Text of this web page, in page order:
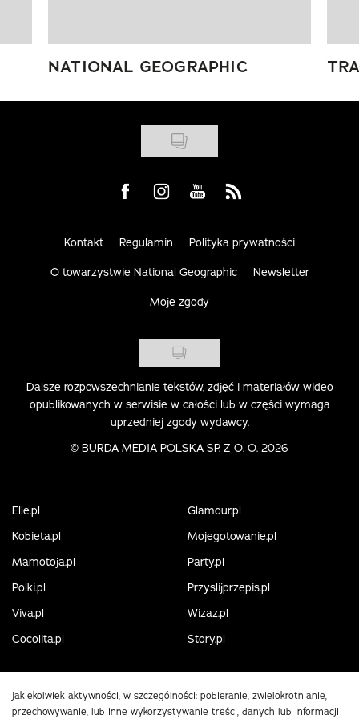
NATIONAL GEOGRAPHIC
Visit us on Facebook
Visit us on Instagram
Visit us on Youtube
Visit us on Rss
Kontakt Regulamin Polityka prywatności
O towarzystwie National Geographic Newsletter
Moje zgody
Dalsze rozpowszechnianie tekstów, zdjęć i materiałów wideo
opublikowanych w serwisie w całości lub w części wymaga
uprzedniej zgody wydawcy.
© BURDA MEDIA POLSKA SP. Z O. O. 2026
Elle.pl
Glamour.pl
Kobieta.pl
Mojegotowanie.pl
Mamotoja.pl
Party.pl
Polki.pl
Przyslijprzepis.pl
Viva.pl
Wizaz.pl
Cocolita.pl
Story.pl
Jakiekolwiek aktywności, w szczególności: pobieranie, zwielokrotnianie,
przechowywanie, lub inne wykorzystywanie treści, danych lub informacji